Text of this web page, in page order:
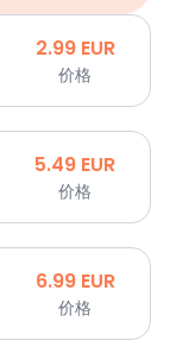
2.99 EUR
价格
5.49 EUR
价格
6.99 EUR
价格